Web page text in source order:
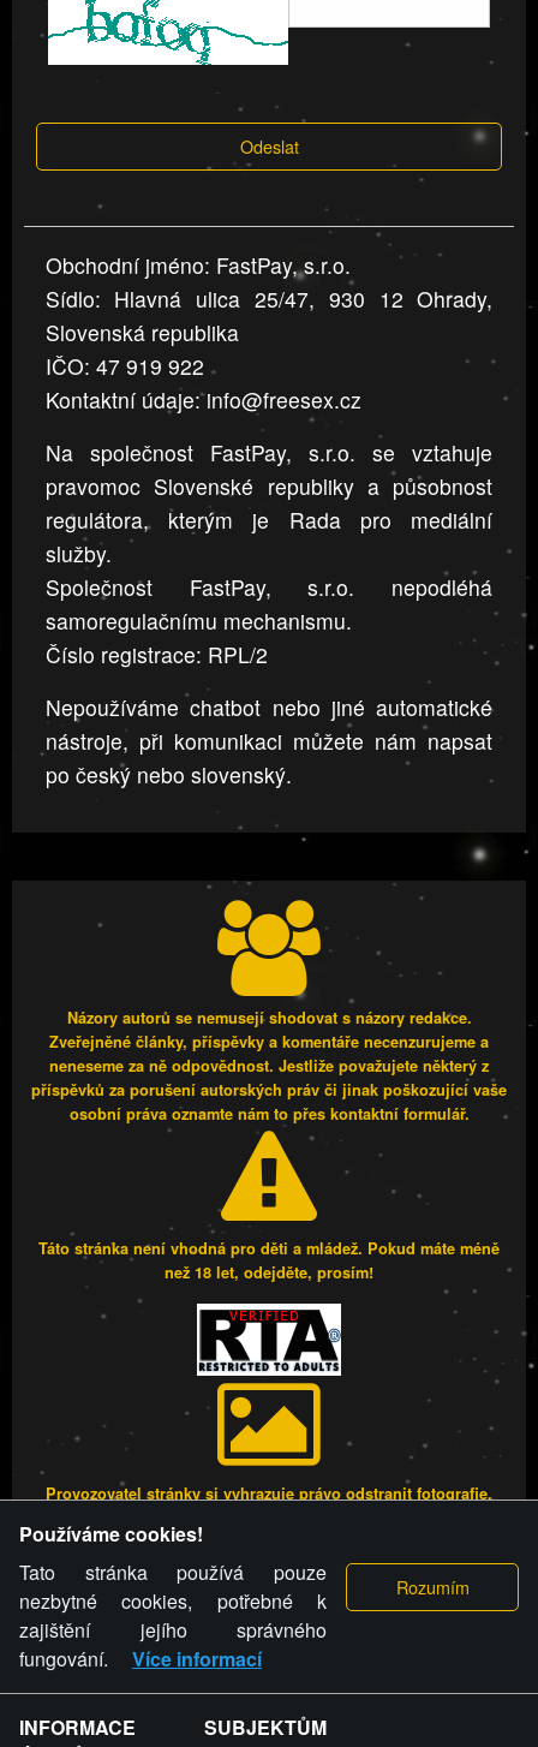
informace
v
nahlášení
jsou
přesná
a
úplná
Odeslat
Obchodní jméno: FastPay, s.r.o.
Sídlo: Hlavná ulica 25/47, 930 12 Ohrady,
Slovenská republika
IČO: 47 919 922
Kontaktní údaje: info@freesex.cz
Na společnost FastPay, s.r.o. se vztahuje
pravomoc Slovenské republiky a působnost
regulátora, kterým je Rada pro mediální
služby.
Společnost FastPay, s.r.o. nepodléhá
samoregulačnímu mechanismu.
Číslo registrace: RPL/2
Nepoužíváme chatbot nebo jiné automatické
nástroje, při komunikaci můžete nám napsat
po český nebo slovenský.
Názory autorů se nemusejí shodovat s názory redakce.
Zveřejněné články, příspěvky a komentáře necenzurujeme a
neneseme za ně odpovědnost. Jestliže považujete některý z
příspěvků za porušení autorských práv či jinak poškozující vaše
osobní práva oznamte nám to přes kontaktní formulář.
Táto stránka není vhodná pro děti a mládež. Pokud máte méně
než 18 let, odejděte, prosím!
Provozovatel stránky si vyhrazuje právo odstranit fotografie,
stránky týče, ani osoba, která umístila fotografii nebo video na
stránku, nemůže z důvodu odstranění fotografie, videa nebo
komentáře pro výše uvedenou okolnost uplatnit vůči
provozovateli stránky žádný nárok na náhradu škody nebo
nemajetkové újmy.
FREESEX.CZ - to je Vaše každodenní dávka
Používáme cookies!
Tato stránka používá pouze
nezbytné cookies, potřebné k
zajištění jejího správného
fungování.
Více informací
INFORMACE SUBJEKTŮM